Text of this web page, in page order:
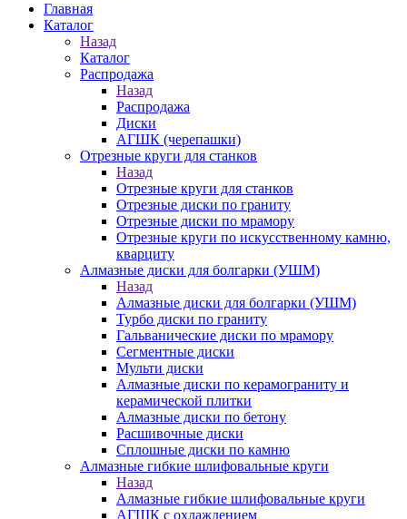
Главная
Каталог
Назад
Каталог
Распродажа
Назад
Распродажа
Диски
АГШК (черепашки)
Отрезные круги для станков
Назад
Отрезные круги для станков
Отрезные диски по граниту
Отрезные диски по мрамору
Отрезные круги по искусственному камню,
кварциту
Алмазные диски для болгарки (УШМ)
Назад
Алмазные диски для болгарки (УШМ)
Турбо диски по граниту
Гальванические диски по мрамору
Сегментные диски
Мульти диски
Алмазные диски по керамограниту и
керамической плитки
Алмазные диски по бетону
Расшивочные диски
Сплошные диски по камню
Алмазные гибкие шлифовальные круги
Назад
Алмазные гибкие шлифовальные круги
АГШК с охлаждением